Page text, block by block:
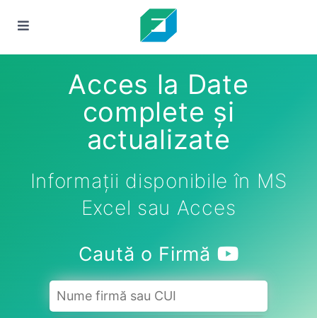
Acces la Date
complete și
actualizate
Informații disponibile în MS
Excel sau Acces
Caută o Firmă